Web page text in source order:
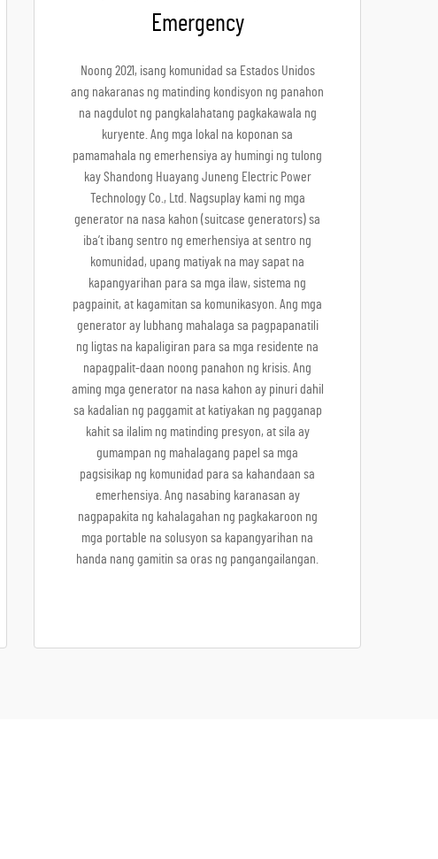
Emergency
Noong 2021, isang komunidad sa Estados Unidos
ang nakaranas ng matinding kondisyon ng panahon
na nagdulot ng pangkalahatang pagkakawala ng
kuryente. Ang mga lokal na koponan sa
pamamahala ng emerhensiya ay humingi ng tulong
kay Shandong Huayang Juneng Electric Power
Technology Co., Ltd. Nagsuplay kami ng mga
generator na nasa kahon (suitcase generators) sa
iba’t ibang sentro ng emerhensiya at sentro ng
komunidad, upang matiyak na may sapat na
kapangyarihan para sa mga ilaw, sistema ng
pagpainit, at kagamitan sa komunikasyon. Ang mga
generator ay lubhang mahalaga sa pagpapanatili
ng ligtas na kapaligiran para sa mga residente na
napagpalit-daan noong panahon ng krisis. Ang
aming mga generator na nasa kahon ay pinuri dahil
sa kadalian ng paggamit at katiyakan ng pagganap
kahit sa ilalim ng matinding presyon, at sila ay
gumampan ng mahalagang papel sa mga
pagsisikap ng komunidad para sa kahandaan sa
emerhensiya. Ang nasabing karanasan ay
nagpapakita ng kahalagahan ng pagkakaroon ng
mga portable na solusyon sa kapangyarihan na
handa nang gamitin sa oras ng pangangailangan.